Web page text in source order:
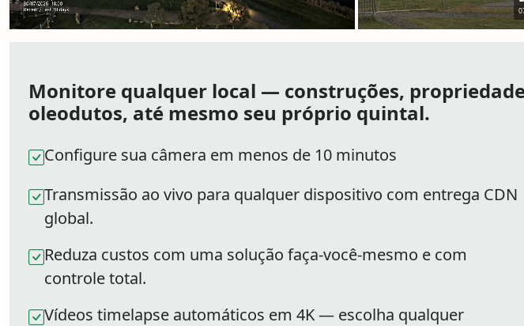
Monitore qualquer local — construções,
oleodutos, até mesmo seu próprio quintal.
Configure sua câmera em menos de 10 minutos
Transmissão ao vivo para qualquer dispositivo com entrega CDN
global.
Reduza custos com uma solução faça-você-mesmo e com
controle total.
Vídeos timelapse automáticos em 4K — escolha qualquer